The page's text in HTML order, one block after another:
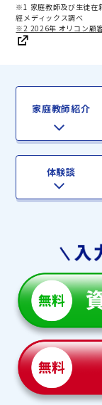
※1 家庭教師及び生徒在
經メディックス調べ
※2 2026年 オリコン顧
家庭教師紹介
体験談